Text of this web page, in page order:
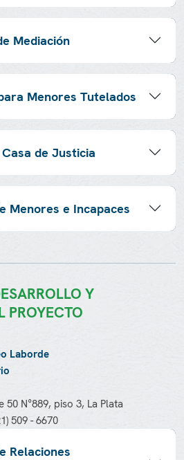
Mediación
Menores Tutelados
de Justicia
Menores e Incapaces
Y
PROYECTO
Laborde
50 N°889, piso 3, La Plata
509 - 6670
Relaciones